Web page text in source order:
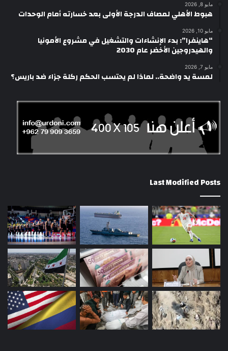
مايو 8, 2026
هبوط الأهلي لمصاف الدرجة الأولى بعد خسارته أمام الوحدات
مايو 10, 2026
“هاينفرا”: بدء الإنشاءات والتشغيل في مشروع الأمونيا
والهيدروجين الأخضر عام 2030
مايو 7, 2026
لمسة يد واضحة.. لماذا لم يحتسب الحكم ركلة جزاء ضد باريس؟
Last Modified Posts